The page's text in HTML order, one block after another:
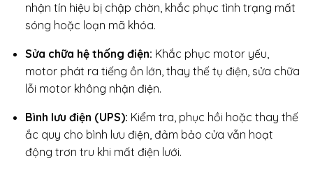
nhận tín hiệu bị chập chờn, khắc phục tình trạng mất
sóng hoặc loạn mã khóa.
Sửa chữa hệ thống điện: Khắc phục motor yếu,
motor phát ra tiếng ồn lớn, thay thế tụ điện, sửa chữa
lỗi motor không nhận điện.
Bình lưu điện (UPS): Kiểm tra, phục hồi hoặc thay thế
ắc quy cho bình lưu điện, đảm bảo cửa vẫn hoạt
động trơn tru khi mất điện lưới.